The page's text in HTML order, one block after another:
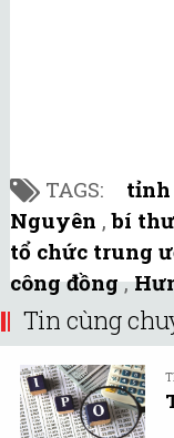
TAGS:
Nguyên ,bí thư
tổ chức trung
công đồng,
Tin cùng